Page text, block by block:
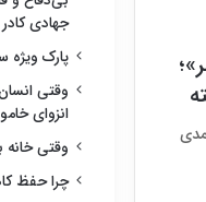
جهادی
پارک ویژه
وقتی
انزوای
وقتی
چرا حفظ